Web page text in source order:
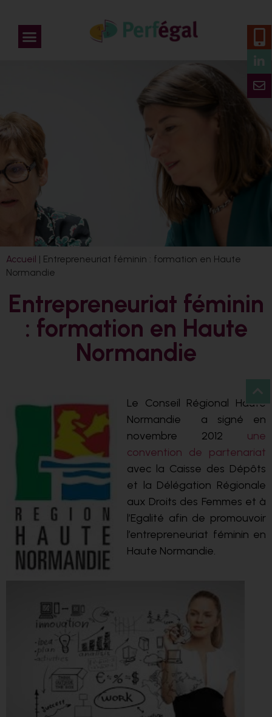
Accueil | Entrepreneuriat féminin : formation en Haute
Normandie
Entrepreneuriat féminin
: formation en Haute
Normandie
Le Conseil Régional Haute
Normandie a signé en
novembre 2012 une
convention de partenariat
avec la Caisse des Dépôts
et la Délégation Régionale
aux Droits des Femmes et à
l’Egalité afin de promouvoir
l’entrepreneuriat féminin en
Haute Normandie.